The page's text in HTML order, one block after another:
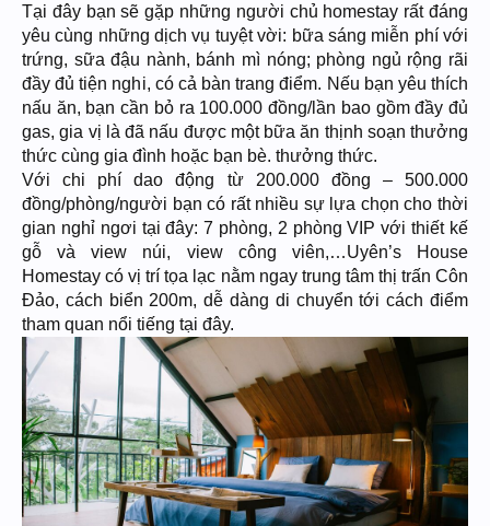
Tại đây bạn sẽ gặp những người chủ homestay rất đáng
yêu cùng những dịch vụ tuyệt vời: bữa sáng miễn phí với
trứng, sữa đậu nành, bánh mì nóng; phòng ngủ rộng rãi
đầy đủ tiện nghi, có cả bàn trang điểm. Nếu bạn yêu thích
nấu ăn, bạn cần bỏ ra 100.000 đồng/lần bao gồm đầy đủ
gas, gia vị là đã nấu được một bữa ăn thịnh soạn thưởng
thức cùng gia đình hoặc bạn bè. thưởng thức.
Với chi phí dao động từ 200.000 đồng – 500.000
đồng/phòng/người bạn có rất nhiều sự lựa chọn cho thời
gian nghỉ ngơi tại đây: 7 phòng, 2 phòng VIP với thiết kế
gỗ và view núi, view công viên,…Uyên’s House
Homestay có vị trí tọa lạc nằm ngay trung tâm thị trấn Côn
Đảo, cách biển 200m, dễ dàng di chuyển tới cách điểm
tham quan nổi tiếng tại đây.